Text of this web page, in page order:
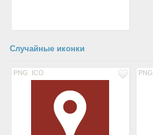
Случайные иконки
PNG ICO PNG